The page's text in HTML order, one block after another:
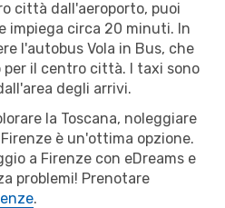
città dall'aeroporto, puoi
impiega circa 20 minuti. In
l'autobus Vola in Bus, che
il centro città. I taxi sono
degli arrivi.
la Toscana, noleggiare
è un'ottima opzione.
a Firenze con eDreams e
problemi! Prenotare
.